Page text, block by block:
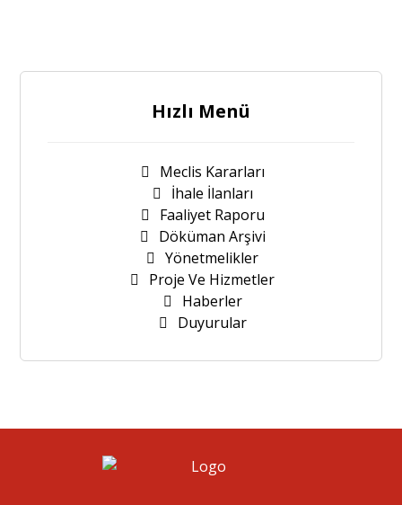
Hızlı Menü
Meclis Kararları
İhale İlanları
Faaliyet Raporu
Döküman Arşivi
Yönetmelikler
Proje Ve Hizmetler
Haberler
Duyurular